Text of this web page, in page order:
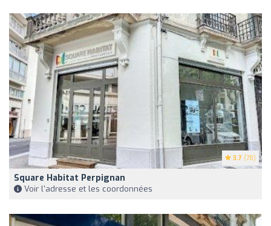
3.7 (78)
Square Habitat Perpignan
Voir l'adresse et les coordonnées